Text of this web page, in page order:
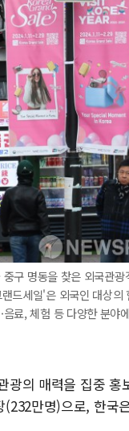
구 명동을 찾은 외국관광
드세일'은 외국인 대상의
료, 체험 등 다양한 분야
광의 매력을 집중 홍
만명)으로, 한국